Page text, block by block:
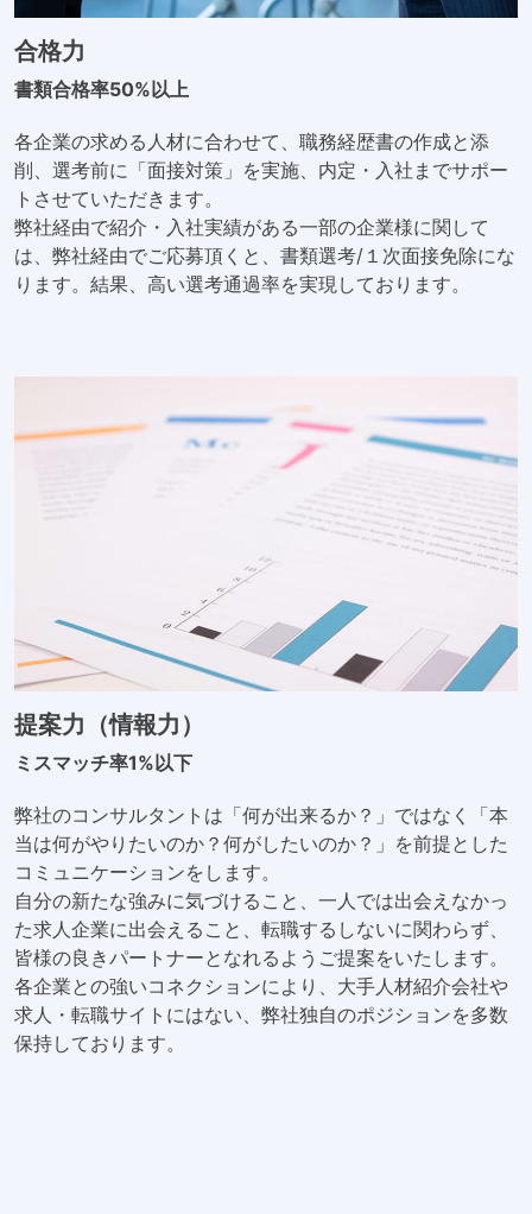
合格力
書類合格率50%以上
各企業の求める人材に合わせて、職務経歴書の作成と添
削、選考前に「面接対策」を実施、内定・入社までサポー
トさせていただきます。
弊社経由で紹介・入社実績がある一部の企業様に関して
は、弊社経由でご応募頂くと、書類選考/１次面接免除にな
ります。結果、高い選考通過率を実現しております。
提案力（情報力）
ミスマッチ率1%以下
弊社のコンサルタントは「何が出来るか？」ではなく「本
当は何がやりたいのか？何がしたいのか？」を前提とした
コミュニケーションをします。
自分の新たな強みに気づけること、一人では出会えなかっ
た求人企業に出会えること、転職するしないに関わらず、
皆様の良きパートナーとなれるようご提案をいたします。
各企業との強いコネクションにより、大手人材紹介会社や
求人・転職サイトにはない、弊社独自のポジションを多数
保持しております。